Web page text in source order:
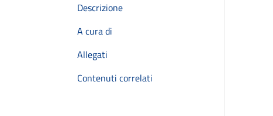
Descrizione
A cura di
Allegati
Contenuti correlati